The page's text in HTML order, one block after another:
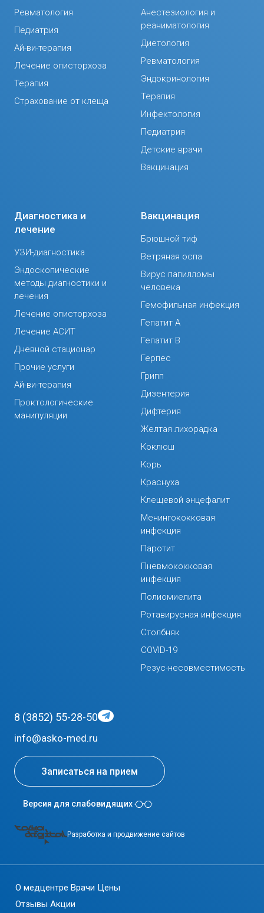
Ревматология
Педиатрия
Ай-ви-терапия
Лечение описторхоза
Терапия
Страхование от клеща
Анестезиология и
реаниматология
Диетология
Ревматология
Эндокринология
Терапия
Инфектология
Педиатрия
Детские врачи
Вакцинация
Диагностика и
лечение
УЗИ-диагностика
Эндоскопические
методы диагностики и
лечения
Лечение описторхоза
Лечение АСИТ
Дневной стационар
Прочие услуги
Ай-ви-терапия
Проктологические
манипуляции
Вакцинация
Брюшной тиф
Ветряная оспа
Вирус папилломы
человека
Гемофильная инфекция
Гепатит А
Гепатит В
Герпес
Грипп
Дизентерия
Дифтерия
Желтая лихорадка
Коклюш
Корь
Краснуха
Клещевой энцефалит
Менингококковая
инфекция
Паротит
Пневмококковая
инфекция
Полиомиелита
Ротавирусная инфекция
Столбняк
COVID-19
Резус-несовместимость
8 (3852) 55-28-50
info@asko-med.ru
Записаться на прием
Версия для слабовидящих
Разработка и продвижение сайтов
О медцентре Врачи Цены
Отзывы Акции